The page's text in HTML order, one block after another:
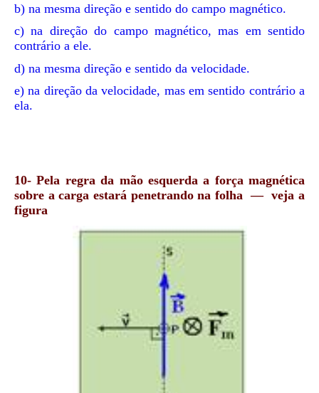
b) na mesma direção e sentido do campo magnético.
c) na direção do campo magnético, mas em sentido
contrário a ele.
d) na mesma direção e sentido da velocidade.
e) na direção da velocidade, mas em sentido contrário a
ela.
10- Pela regra da mão esquerda a força magnética
sobre a carga estará penetrando na folha — veja a
figura